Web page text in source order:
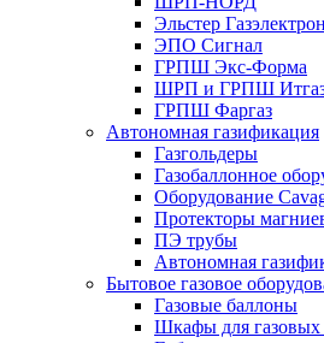
Эльстер
ЭПО Сигнал
ГРПШ Экс-Форма
ШРП и ГРПШ
ГРПШ Фаргаз
Автономная газификация
Газгольдеры
Газобаллонное
Оборудование
Протекторы
ПЭ трубы
Автономная
Бытовое газовое
Газовые баллоны
Шкафы для газовых